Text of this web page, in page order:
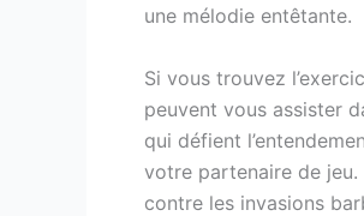
une mélodie entêtante.
Si vous trouvez
peuvent vous assister
qui défient
votre partenaire de
contre les invasions